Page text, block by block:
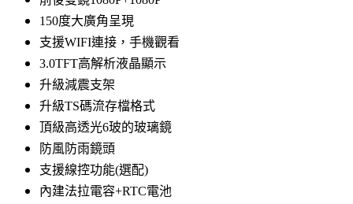
150度大廣角呈現
支援WIFI連接，手機觀看
3.0TFT高解析液晶顯示
升級減震支架
升級TS碼流存檔格式
頂級高透光6玻的玻璃鏡
防風防雨鏡頭
支援線控功能(選配)
內建法拉電容+RTC電池